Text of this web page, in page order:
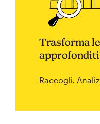
Trasforma
approfonditi
Raccogli.